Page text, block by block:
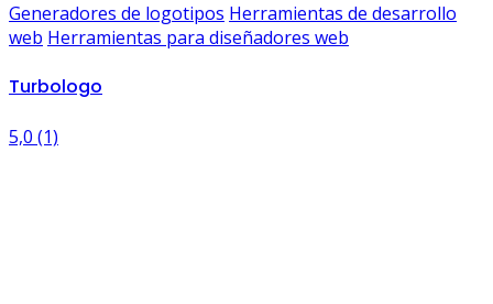
Generadores de logotipos Herramientas de desarrollo
web Herramientas para diseñadores web
Turbologo
5,0 (1)